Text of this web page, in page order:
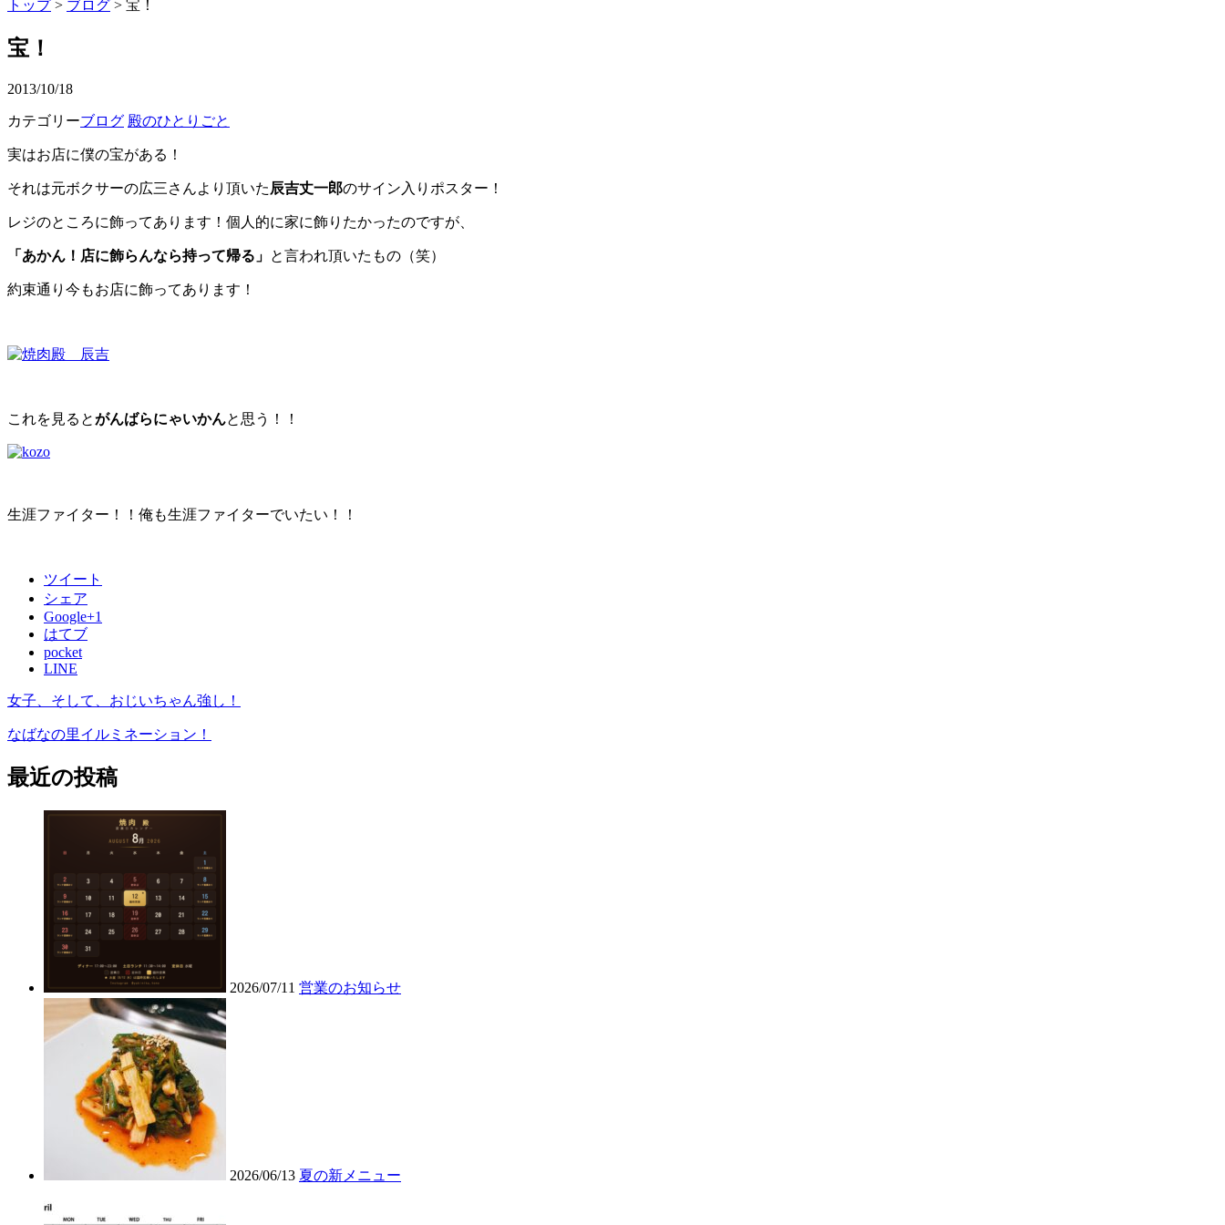
トップ > ブログ > 宝！
宝！
2013/10/18
カテゴリーブログ 殿のひとりごと
実はお店に僕の宝がある！
それは元ボクサーの広三さんより頂いた 辰吉丈一郎のサイン入りポスター！
レジのところに飾ってあります！個人的に家に飾りたかったのですが、
「あかん！店に飾らんなら持って帰る」 と言われ頂いたもの（笑）
約束通り今もお店に飾ってあります！
これを見るとがんばらにゃいかんと思う！！
生涯ファイター！！俺も生涯ファイターでいたい！！
ツイート
シェア
Google+1
はてブ
pocket
LINE
女子、そして、おじいちゃん強し！
なばなの里イルミネーション！
最近の投稿
2026/07/11 営業のお知らせ
2026/06/13 夏の新メニュー